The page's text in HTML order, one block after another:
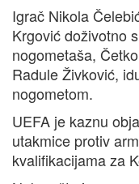
Igrač Nikola
Krgović doživotno
nogometaša,
Radule Živković,
nogometom.
UEFA je kaznu
utakmice protiv
kvalifikacijama za